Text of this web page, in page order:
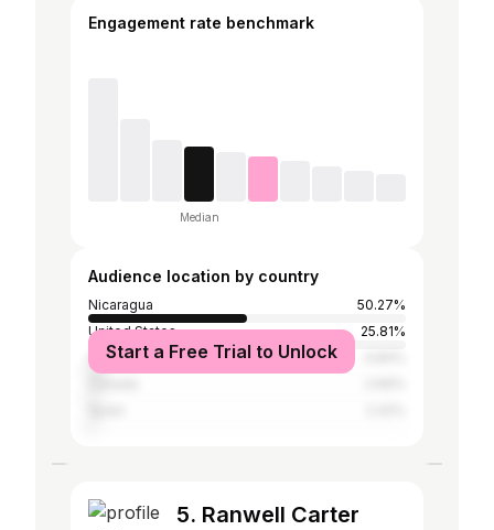
Engagement rate benchmark
Median
Audience location by country
Nicaragua
50.27%
United States
25.81%
Costa Rica
Start a Free Trial to Unlock
5. Ranwell Carter